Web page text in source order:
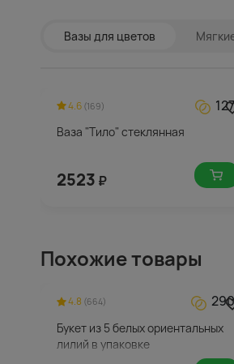
Вазы для цветов
4.6 (169) 127
Ваза "Тило" стеклянная
2523 ₽
Похожие товары
4.8 (664) 290
Букет из 5 белых ориентальных
лилий в упаковке